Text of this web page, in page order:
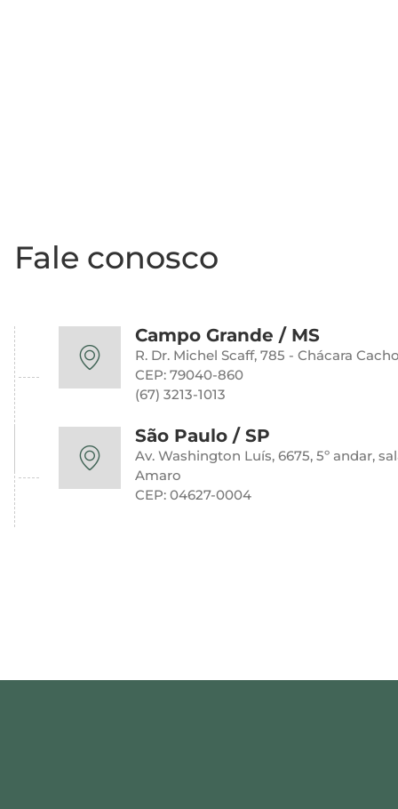
Fale conosco
Campo Grande / MS
R. Dr. Michel Scaff, 785 - Chácara
CEP: 79040-860
(67) 3213-1013
São Paulo / SP
Av. Washington Luís, 6675, 5º andar,
Amaro
CEP: 04627-0004